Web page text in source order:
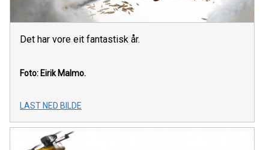
Det har vore eit fantastisk år.
Foto: Eirik Malmo.
LAST NED BILDE